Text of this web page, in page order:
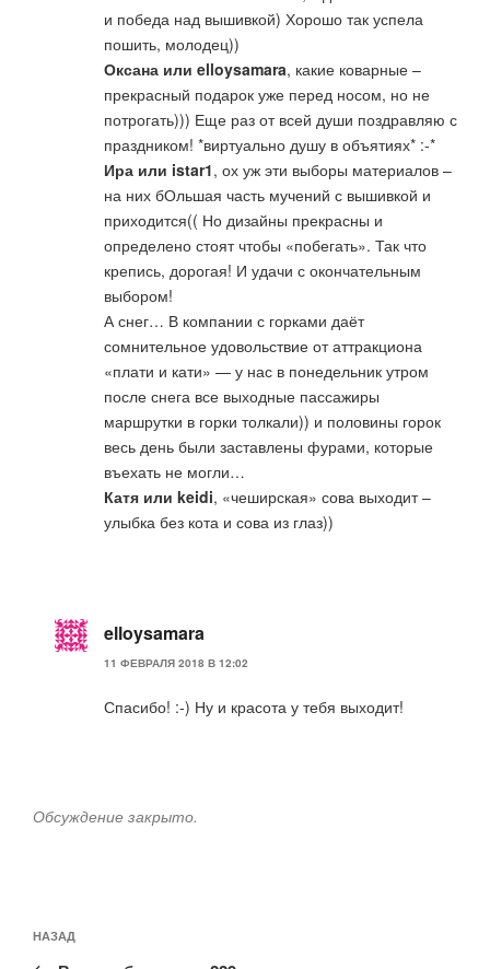
и победа над вышивкой) Хорошо так успела
пошить, молодец))
Оксана или elloysamara, какие коварные –
прекрасный подарок уже перед носом, но не
потрогать))) Еще раз от всей души поздравляю с
праздником! *виртуально душу в объятиях* :-*
Ира или istar1, ох уж эти выборы материалов –
на них бОльшая часть мучений с вышивкой и
приходится(( Но дизайны прекрасны и
определено стоят чтобы «побегать». Так что
крепись, дорогая! И удачи с окончательным
выбором!
А снег… В компании с горками даёт
сомнительное удовольствие от аттракциона
«плати и кати» — у нас в понедельник утром
после снега все выходные пассажиры
маршрутки в горки толкали)) и половины горок
весь день были заставлены фурами, которые
въехать не могли…
Катя или keidi, «чеширская» сова выходит –
улыбка без кота и сова из глаз))
elloysamara
11 ФЕВРАЛЯ 2018 В 12:02
Спасибо! :-) Ну и красота у тебя выходит!
Обсуждение закрыто.
по
Предыдущая
НАЗАД